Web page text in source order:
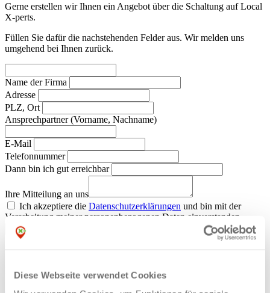
Diese Webseite verwendet Cookies
Gerne erstellen wir Ihnen ein Angebot über die Schaltung auf Local
X-perts.
Füllen Sie dafür die nachstehenden Felder aus. Wir melden uns
umgehend bei Ihnen zurück.
Name der Firma
Adresse
PLZ, Ort
Ansprechpartner (Vorname, Nachname)
E-Mail
Telefonnummer
Dann bin ich gut erreichbar
Ihre Mitteilung an uns
Ich akzeptiere die Datenschutzerklärungen und bin mit der
Verarbeitung meiner personenbezogenen Daten einverstanden.
Nachricht absenden
Bitte füllen Sie alle Pflichtfelder (*) aus.
Lernen fördern e.V., Kreisverband Steinfurt
Breite Straße 10 49477 Ibbenbüren